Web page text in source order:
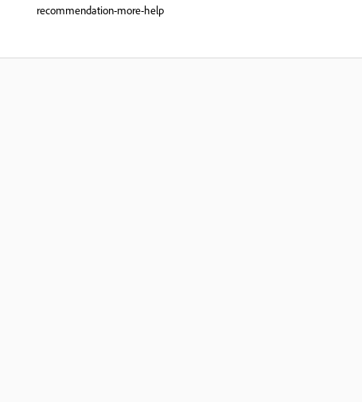
recommendation-more-help